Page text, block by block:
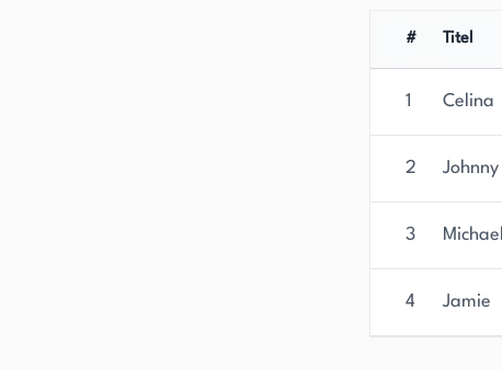
# Titel
1 Celina
2 Johnny
3 Michael
4 Jamie